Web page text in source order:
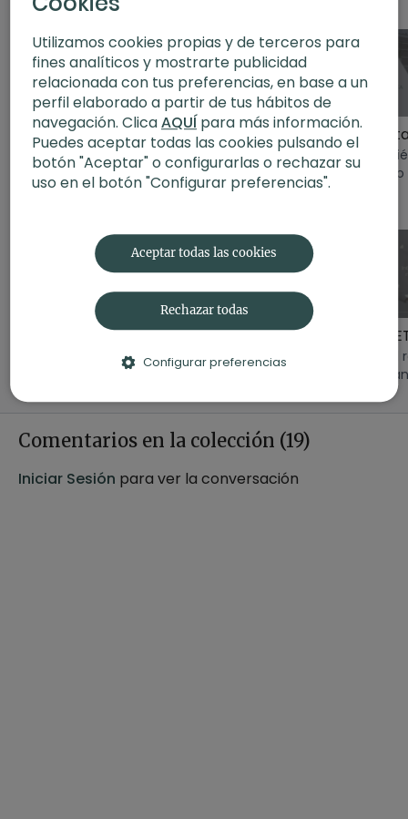
trikonasana y ardha
clase teórica y práctica.
Semana 3
16:21
DÍA 13 RETO | Flexibilidad. Ábrete al cambio - Andrea
Día 13 del reto 15 y
Acción con Andrea
16:46
DÍA 8 RETO | Autocuidado. Protege tu templo - Agus
Día 8 del reto 15 y
Acción con Agus
del
Yoga para la alineación | Parsvakonasana y Prasarita Padottanasana
alineación | Parsvakonasana
14:45
Día 4 del reto 15 y
Acción con Raquel
Día 1
con
Comentarios en la colección (19)
Iniciar Sesión para ver la conversación
Utilizamos cookies propias y de terceros para
fines analíticos y mostrarte publicidad
relacionada con tus preferencias, en base a un
perfil elaborado a partir de tus hábitos de
navegación. ClicaAQUÍpara más información.
Puedes aceptar todas las cookies pulsando el
botón "Aceptar" o configurarlas o rechazar su
uso en el botón "Configurar preferencias".
Aceptar todas las cookies
Rechazar todas
Configurar preferencias